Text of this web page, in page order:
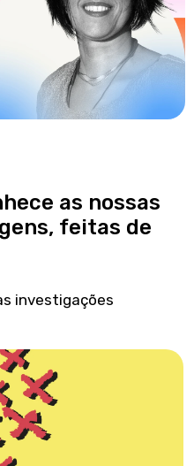
as nossas
feitas de
investigações